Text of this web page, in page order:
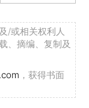
/或相关权利人
、摘编、复制及
，获得书面